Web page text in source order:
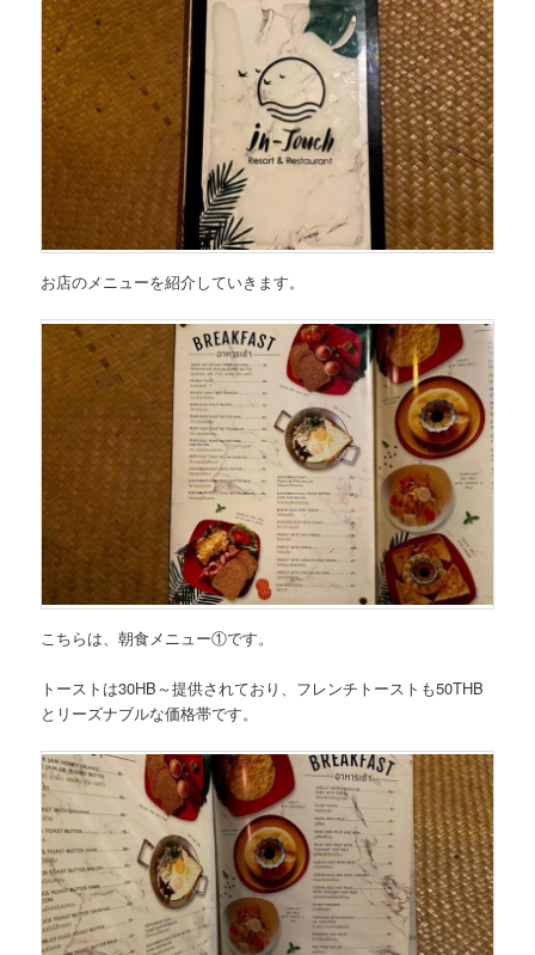
お店のメニューを紹介していきます。
こちらは、朝食メニュー①です。
トーストは30HB～提供されており、 フレンチトーストも50THB
とリーズナブルな価格帯です。